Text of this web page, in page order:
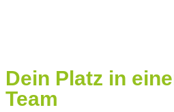
Dein Platz in
Team